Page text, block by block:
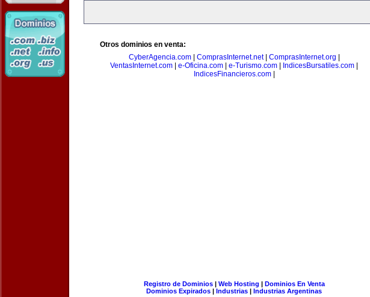
Otros dominios en venta:
CyberAgencia.com| ComprasInternet.net| ComprasInternet.org
VentasInternet.com
e-Oficina.com e-Turismo.com IndicesBursatiles.com
IndicesFinancieros.com|
Registro de Dominios| Web Hosting | Dominios En Venta
Dominios Expirados | Industrias | Industrias Argentinas